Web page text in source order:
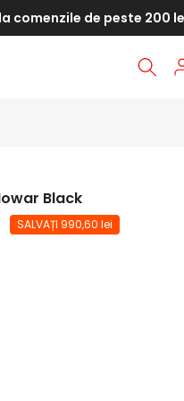
de peste 200 lei🔥
Black
SALVAȚI 990,60 lei